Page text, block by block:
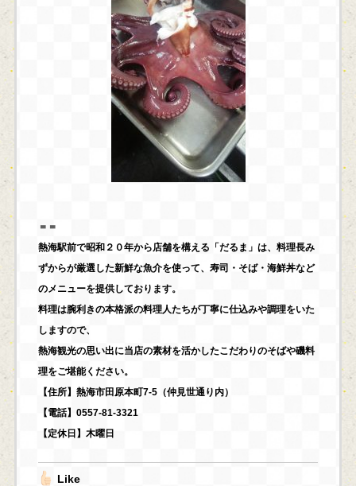
＝＝
熱海駅前で昭和２０年から店舗を構える「だるま」は、料理長み
ずからが厳選した新鮮な魚介を使って、寿司・そば・海鮮丼など
のメニューを提供しております。
料理は腕利きの本格派の料理人たちが丁寧に仕込みや調理をいた
しますので、
熱海観光の思い出に当店の素材を活かしたこだわりのそばや磯料
理をご堪能ください。
【住所】熱海市田原本町7-5（仲見世通り内）
【電話】0557-81-3321
【定休日】木曜日
Like